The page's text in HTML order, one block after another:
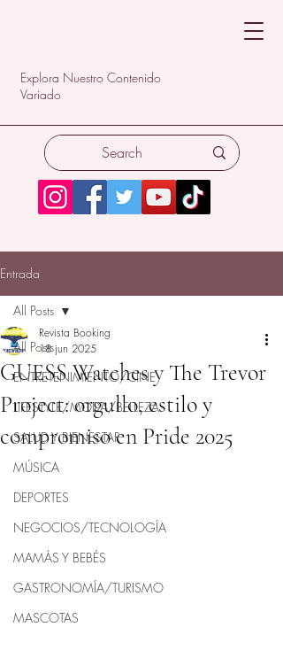
Explora Nuestro Contenido
Variado
Entrada
All Posts
ENTRETENIMIENTO/CINE
LIFESTYLE/MODA/BELLEZA
SALUD Y BIENESTAR
MÚSICA
DEPORTES
NEGOCIOS/TECNOLOGÍA
MAMÁS Y BEBÉS
GASTRONOMÍA/TURISMO
MASCOTAS
All Posts
GUESS Watches y The Trevor
Project: orgullo, estilo y
compromiso en Pride 2025
Revista Booking
18 jun 2025